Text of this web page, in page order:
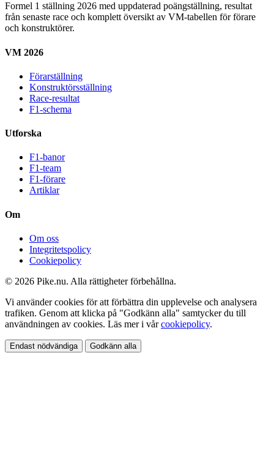
Formel 1 ställning 2026 med uppdaterad poängställning, resultat
från senaste race och komplett översikt av VM-tabellen för förare
och konstruktörer.
VM 2026
Förarställning
Konstruktörsställning
Race-resultat
F1-schema
Utforska
F1-banor
F1-team
F1-förare
Artiklar
Om
Om oss
Integritetspolicy
Cookiepolicy
© 2026 Pike.nu. Alla rättigheter förbehållna.
Vi använder cookies för att förbättra din upplevelse och analysera
trafiken. Genom att klicka på "Godkänn alla" samtycker du till
användningen av cookies. Läs mer i vårcookiepolicy.
Endast nödvändiga Godkänn alla